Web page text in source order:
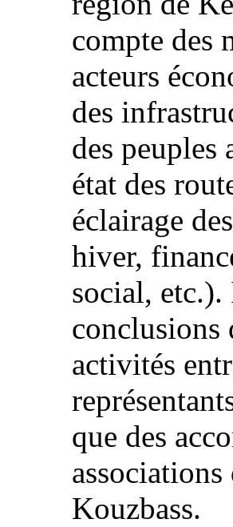
compte des
acteurs
des
des peuples
état des
éclairage
hiver,
social,
conclusions
activités
que des
Kouzbass.